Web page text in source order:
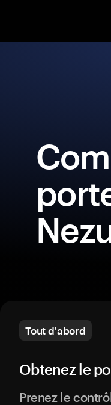
Tout d'abord
Obtenez le
Prenez le